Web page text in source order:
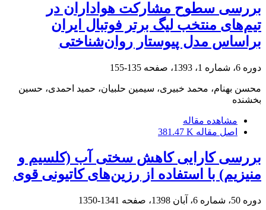
بررسی سطوح مشارکت هواداران در
تیم‌های منتخب لیگ برتر فوتبال ایران
براساس مدل پیوستار روان‌شناختی
دوره 6، شماره 1، 1393، صفحه 135-155
محسن بهنام، محمد خبیری، سیمین حلبیان، حمید احمدی، حسین
بخشنده
مشاهده مقاله
اصل مقاله 381.47 K
بررسی کارایی کاهش سختی‌ آب (کلسیم و
منیزیم) با استفاده از رزین‌های کاتیونی قوی
دوره 50، شماره 6، آبان 1398، صفحه 1341-1350